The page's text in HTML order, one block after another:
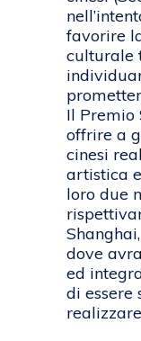
favorire
culturale
Il Premio
offrire a
cinesi
artistica
loro due
dove
ed
di essere